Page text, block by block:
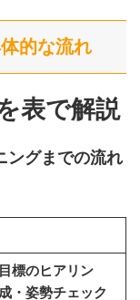
的な流れ
表で解説
ングまでの流れ
標のヒアリン
・姿勢チェック